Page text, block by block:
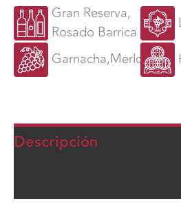
botellas
cantidad Gran Reserva,
Rosado Barrica
Garnacha,Merlot
Descripción